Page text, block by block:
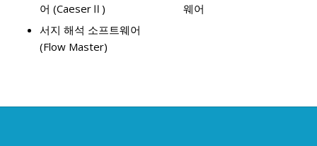
어 (CaeserⅡ)
서지 해석 소프트웨어
(Flow Master)
웨어